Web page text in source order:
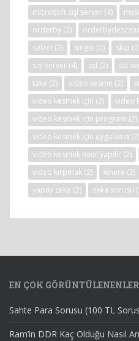
microsoft sql server (4)
orderby (2)
select (2) single (2) skip
sql server (4) ssl (2) ssl
take (2) video kesme (2)
video kesmek için (2) video
video kesmek için program (2)
video kesmek için uygulama (2)
video kesmek nasıl yapılır (2)
video kırpmak (2) where (2)
yapay zeka (2) zeka sorusu
EN ÇOK GÖRÜNTÜLENENLER
Sahte Para Sorusu (100 TL
Ram’in DDR Kaç Olduğu Nasıl